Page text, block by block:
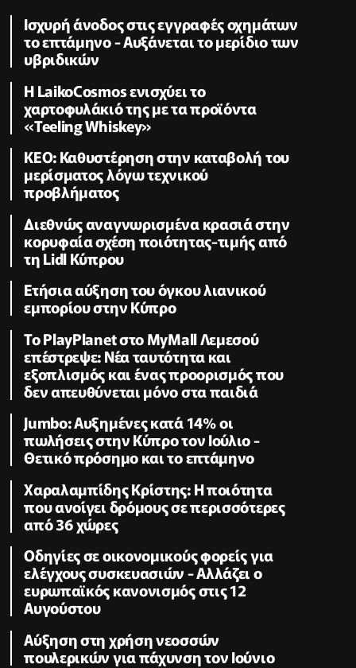
Ισχυρή άνοδος στις εγγραφές οχημάτων
το επτάμηνο - Αυξάνεται το μερίδιο των
υβριδικών
Η LaikoCosmos ενισχύει το
χαρτοφυλάκιό της με τα προϊόντα
«Teeling Whiskey»
KEO: Καθυστέρηση στην καταβολή του
μερίσματος λόγω τεχνικού
προβλήματος
Διεθνώς αναγνωρισμένα κρασιά στην
κορυφαία σχέση ποιότητας-τιμής από
τη Lidl Κύπρου
Ετήσια αύξηση του όγκου λιανικού
εμπορίου στην Κύπρο
Το PlayPlanet στο MyMall Λεμεσού
επέστρεψε: Νέα ταυτότητα και
εξοπλισμός και ένας προορισμός που
δεν απευθύνεται μόνο στα παιδιά
Jumbo: Αυξημένες κατά 14% οι
πωλήσεις στην Κύπρο τον Ιούλιο -
Θετικό πρόσημο και το επτάμηνο
Χαραλαμπίδης Κρίστης: Η ποιότητα
που ανοίγει δρόμους σε περισσότερες
από 36 χώρες
Οδηγίες σε οικονομικούς φορείς για
ελέγχους συσκευασιών - Αλλάζει ο
ευρωπαϊκός κανονισμός στις 12
Αυγούστου
Αύξηση στη χρήση νεοσσών
πουλερικών για πάχυνση τον Ιούνιο